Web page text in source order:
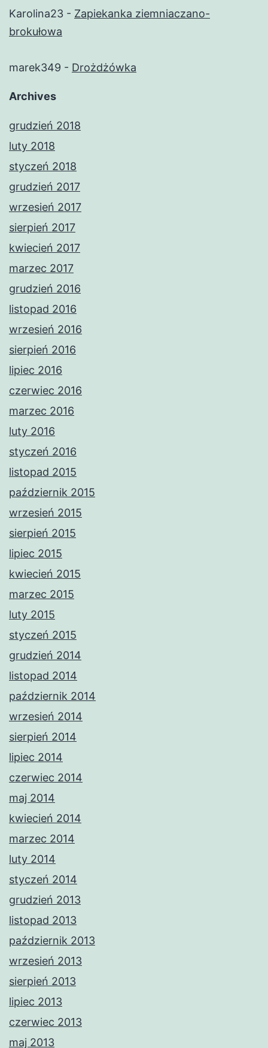
Karolina23 - Zapiekanka ziemniaczano-
brokułowa
marek349 - Drożdżówka
Archives
grudzień 2018
luty 2018
styczeń 2018
grudzień 2017
wrzesień 2017
sierpień 2017
kwiecień 2017
marzec 2017
grudzień 2016
listopad 2016
wrzesień 2016
sierpień 2016
lipiec 2016
czerwiec 2016
marzec 2016
luty 2016
styczeń 2016
listopad 2015
październik 2015
wrzesień 2015
sierpień 2015
lipiec 2015
kwiecień 2015
marzec 2015
luty 2015
styczeń 2015
grudzień 2014
listopad 2014
październik 2014
wrzesień 2014
sierpień 2014
lipiec 2014
czerwiec 2014
maj 2014
kwiecień 2014
marzec 2014
luty 2014
styczeń 2014
grudzień 2013
listopad 2013
październik 2013
wrzesień 2013
sierpień 2013
lipiec 2013
czerwiec 2013
maj 2013